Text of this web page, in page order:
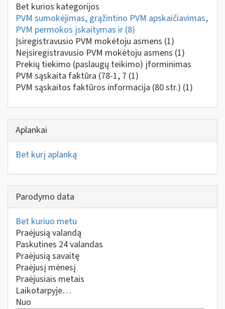
Bet kurios kategorijos
PVM sumokėjimas, grąžintino PVM apskaičiavimas,
PVM permokos įskaitymas ir (8)
Įsiregistravusio PVM mokėtoju asmens (1)
Neįsiregistravusio PVM mokėtoju asmens (1)
Prekių tiekimo (paslaugų teikimo) įforminimas
PVM sąskaita faktūra (78-1, 7 (1)
PVM sąskaitos faktūros informacija (80 str.) (1)
Aplankai
Bet kurį aplanką
Parodymo data
Bet kuriuo metu
Praėjusią valandą
Paskutines 24 valandas
Praėjusią savaitę
Praėjusį mėnesį
Praėjusiais metais
Laikotarpyje…
Nuo